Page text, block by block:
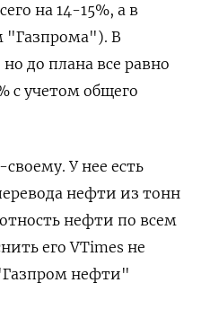
на 14-15%, а в
"Газпрома"). В
до плана все равно
с учетом общего
У нее есть
нефти из тонн
нефти по всем
его VTimes не
нефти"